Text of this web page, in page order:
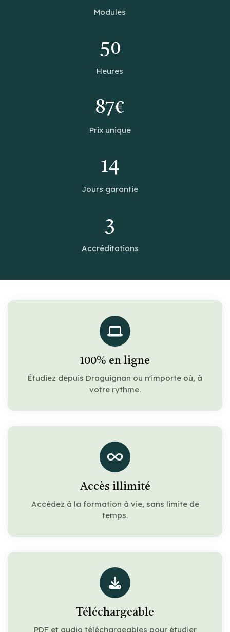
Modules
50
Heures
87€
Prix unique
14
Jours garantie
3
Accréditations
100% en ligne
Étudiez depuis Draguignan ou n'importe où, à
votre rythme.
Accès illimité
Accédez à la formation à vie, sans limite de
temps.
Téléchargeable
PDF et audio téléchargeables pour étudier